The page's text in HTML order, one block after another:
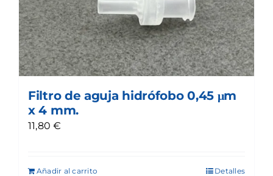
Filtro de aguja hidrófobo 0,45 μm
x 4 mm.
11,80€
Añadir al carrito Detalles